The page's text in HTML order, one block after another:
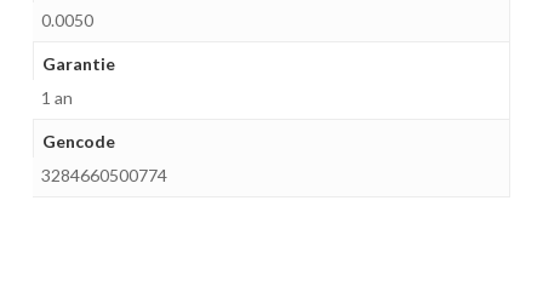
0.0050
Garantie
1 an
Gencode
3284660500774